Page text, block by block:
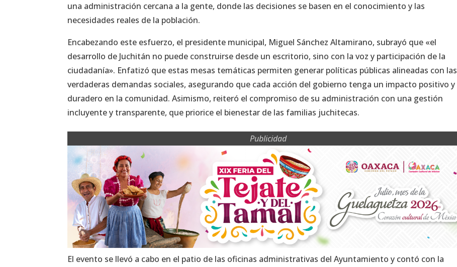
una administración cercana a la gente, donde las decisiones se basen en el conocimiento y las
necesidades reales de la población.
Encabezando este esfuerzo, el presidente municipal, Miguel Sánchez Altamirano, subrayó que «el
desarrollo de Juchitán no puede construirse desde un escritorio, sino con la voz y participación de la
ciudadanía». Enfatizó que estas mesas temáticas permiten generar políticas públicas alineadas con las
verdaderas demandas sociales, asegurando que cada acción del gobierno tenga un impacto positivo y
duradero en la comunidad. Asimismo, reiteró el compromiso de su administración con una gestión
incluyente y transparente, que priorice el bienestar de las familias juchitecas.
Publicidad
El evento se llevó a cabo en el patio de las oficinas administrativas del Ayuntamiento y contó con la